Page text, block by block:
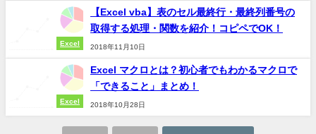
Excel
【Excel vba】表のセル最終行・最終列番号の
取得する処理・関数を紹介！コピペでOK！
2018年11月10日
Excel
Excel マクロとは？初心者でもわかるマクロで
「できること」まとめ！
2018年10月28日